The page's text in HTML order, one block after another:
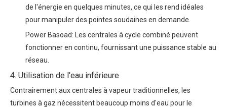
de l'énergie en quelques minutes, ce qui les rend idéales
pour manipuler des pointes soudaines en demande.
Power Basoad: Les centrales à cycle combiné peuvent
fonctionner en continu, fournissant une puissance stable au
réseau.
4. Utilisation de l'eau inférieure
Contrairement aux centrales à vapeur traditionnelles, les
turbines à gaz nécessitent beaucoup moins d'eau pour le